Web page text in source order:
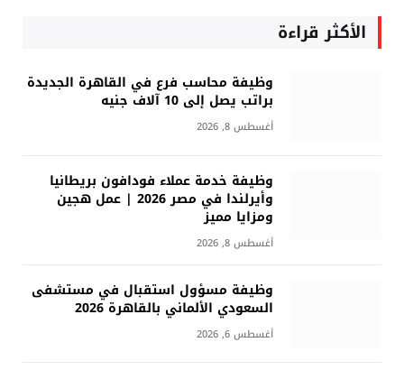
الأكثر قراءة
وظيفة محاسب فرع في القاهرة الجديدة
براتب يصل إلى 10 آلاف جنيه
أغسطس 8, 2026
وظيفة خدمة عملاء فودافون بريطانيا
وأيرلندا في مصر 2026 | عمل هجين
ومزايا مميز
أغسطس 8, 2026
وظيفة مسؤول استقبال في مستشفى
السعودي الألماني بالقاهرة 2026
أغسطس 6, 2026